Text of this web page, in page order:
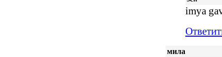
imya
мила